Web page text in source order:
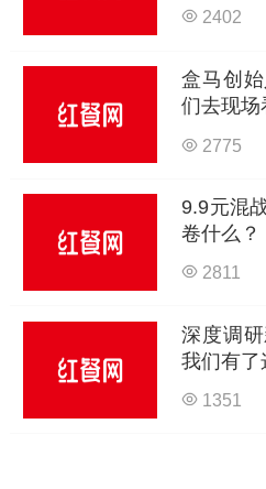
2402
盒马创
们去现场
2775
9.9元混
卷什么？
2811
深度调
我们有
1351